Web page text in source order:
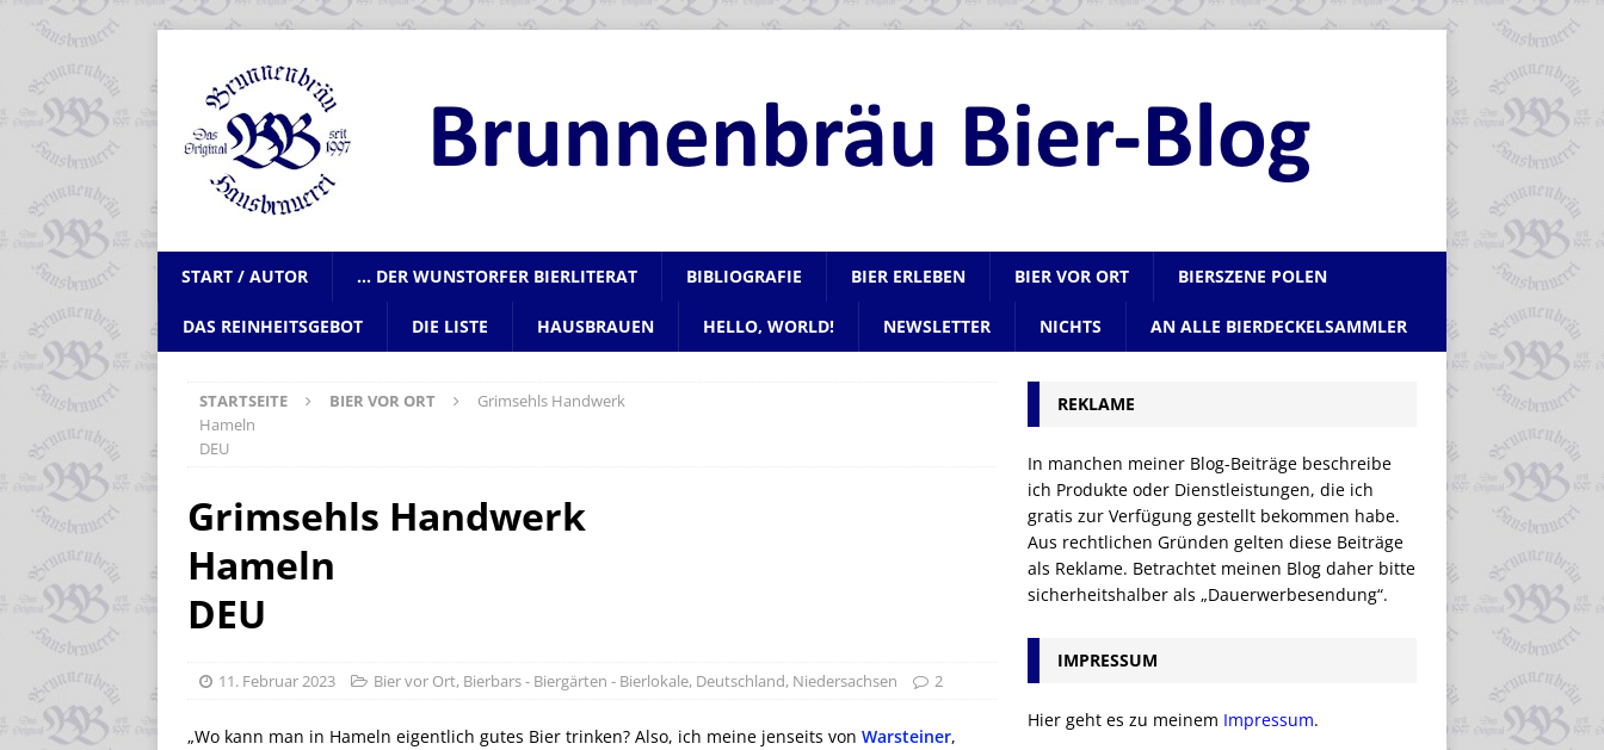
START / AUTOR … DER WUNSTORFER BIERLITERAT BIBLIOGRAFIE BIER ERLEBEN BIER VOR ORT BIERSZENE POLEN
DAS REINHEITSGEBOT DIE LISTE HAUSBRAUEN HELLO, WORLD! NEWSLETTER NICHTS AN ALLE BIERDECKELSAMMLER
STARTSEITE BIER VOR ORT
Grimsehls Handwerk
Hameln
DEU
Grimsehls Handwerk
Hameln
DEU
11. Februar 2023 Bier vor Ort, Bierbars - Biergärten - Bierlokale, Deutschland, Niedersachsen 2
„Wo kann man in Hameln eigentlich gutes Bier trinken? Also, ich meine jenseits von Warsteiner,
REKLAME
In manchen meiner Blog-Beiträge beschreibe
ich Produkte oder Dienstleistungen, die ich
gratis zur Verfügung gestellt bekommen habe.
Aus rechtlichen Gründen gelten diese Beiträge
als Reklame. Betrachtet meinen Blog daher bitte
sicherheitshalber als „Dauerwerbesendung“.
IMPRESSUM
Hier geht es zu meinem Impressum.